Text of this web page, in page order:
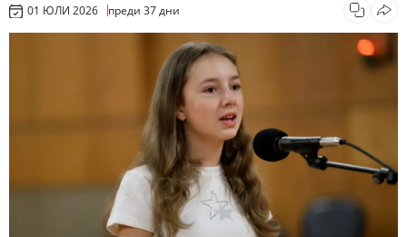
01 ЮЛИ 2026 преди 37 дни